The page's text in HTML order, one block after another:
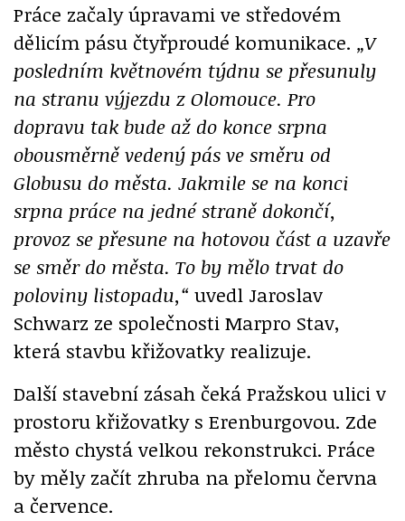
Práce začaly úpravami ve středovém
dělicím pásu čtyřproudé komunikace. „V
posledním květnovém týdnu se přesunuly
na stranu výjezdu z Olomouce. Pro
dopravu tak bude až do konce srpna
obousměrně vedený pás ve směru od
Globusu do města. Jakmile se na konci
srpna práce na jedné straně dokončí,
provoz se přesune na hotovou část a uzavře
se směr do města. To by mělo trvat do
poloviny listopadu,“ uvedl Jaroslav
Schwarz ze společnosti Marpro Stav,
která stavbu křižovatky realizuje.
Další stavební zásah čeká Pražskou ulici v
prostoru křižovatky s Erenburgovou. Zde
město chystá velkou rekonstrukci. Práce
by měly začít zhruba na přelomu června
a července.